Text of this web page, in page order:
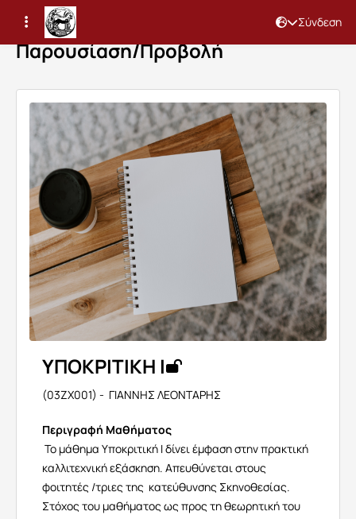
Σύνδεση
Παρουσίαση/Προβολή
ΥΠΟΚΡΙΤΙΚΗ Ι
(03ZX001) - ΓΙΑΝΝΗΣ ΛΕΟΝΤΑΡΗΣ
Περιγραφή Μαθήματος
Το μάθημα Υποκριτική Ι δίνει έμφασηστην πρακτική
καλλιτεχνική εξάσκηση. Απευθύνεται στους
φοιτητές /τριες της κατεύθυνσης Σκηνοθεσίας.
Στόχος του μαθήματος ως προς τη θεωρητική του